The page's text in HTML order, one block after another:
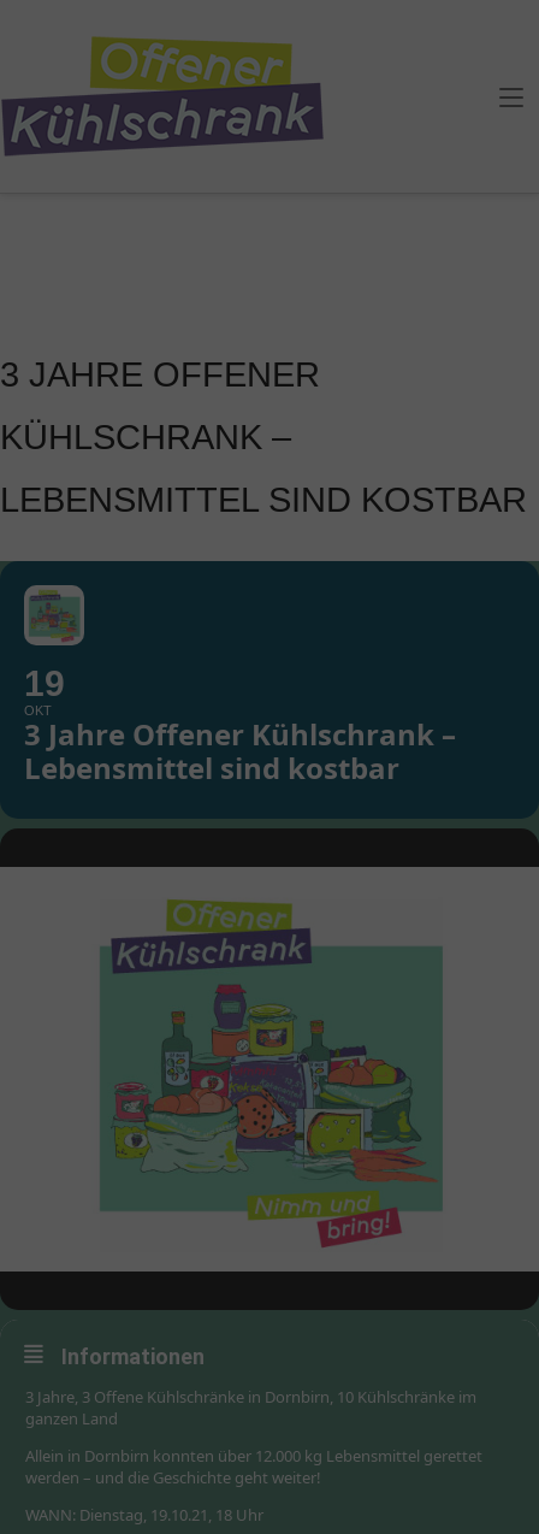
3 JAHRE OFFENER
KÜHLSCHRANK –
LEBENSMITTEL SIND KOSTBAR
19
OKT
3 Jahre Offener Kühlschrank –
Lebensmittel sind kostbar
Informationen
3 Jahre, 3 Offene Kühlschränke in Dornbirn, 10 Kühlschränke im
ganzen Land
Allein in Dornbirn konnten über 12.000 kg Lebensmittel gerettet
werden – und die Geschichte geht weiter!
WANN: Dienstag, 19.10.21, 18 Uhr